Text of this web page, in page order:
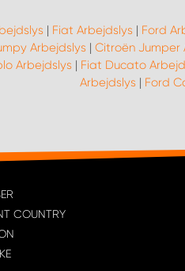
| Fiat Arbejdslys | Ford
Arbejdslys | Citroën Jumper
Arbejdslys | Fiat Ducato
Arbejdslys | Ford
COUNTRY